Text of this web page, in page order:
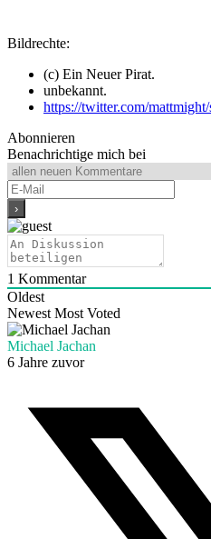
Bildrechte:
(c) Ein Neuer Pirat.
unbekannt.
https://twitter.com/
Abonnieren
Benachrichtige mich bei
1 Kommentar
Oldest
Newest Most Voted
Michael Jachan
6 Jahre zuvor